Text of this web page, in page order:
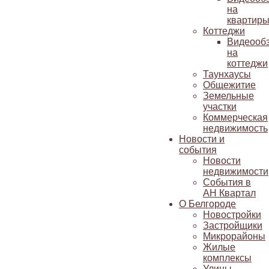
на
квартиры
Коттеджи
на
коттеджи
Таунхаусы
Общежитие
Земельные
участки
Коммерческая
недвижимость
Новости и
события
Новости
недвижимости
События в
АН Квартал
О Белгороде
Новостройки
Застройщики
Микрорайоны
Жилые
комплексы